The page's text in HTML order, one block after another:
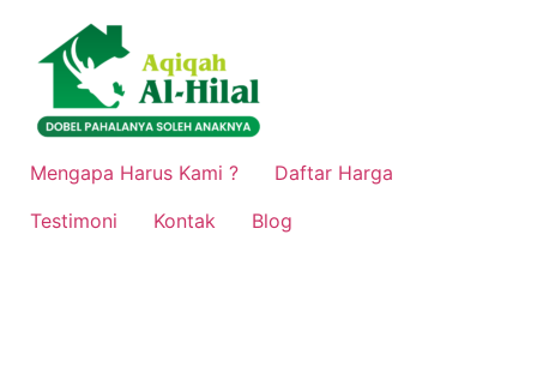
konten
Mengapa Harus Kami ?
Daftar Harga
Testimoni
Kontak Blog